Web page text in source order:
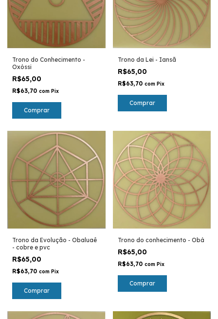
Trono do Conhecimento -
Oxóssi
R$65,00
R$63,70 com Pix
Comprar
Trono da Lei - Iansã
R$65,00
R$63,70 com Pix
Comprar
Trono da Evolução - Obaluaê
- cobre e pvc
R$65,00
R$63,70 com Pix
Comprar
Trono do conhecimento - Obá
R$65,00
R$63,70 com Pix
Comprar